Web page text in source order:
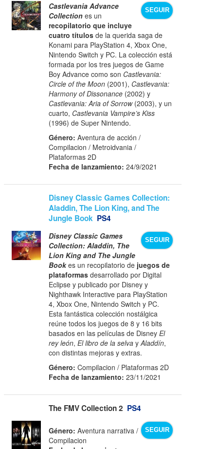
SEGUIR
Castlevania Advance
Collection es un
recopilatorio que incluye
cuatro títulos de la querida saga de
Konami para PlayStation 4, Xbox One,
Nintendo Switch y PC. La colección está
formada por los tres juegos de Game
Boy Advance como son Castlevania:
Circle of the Moon (2001), Castlevania:
Harmony of Dissonance (2002) y
Castlevania: Aria of Sorrow(2003), y un
cuarto, Castlevania Vampire’s Kiss
(1996) de Super Nintendo.
Género: Aventura de acción /
Compilacion / Metroidvania /
Plataformas 2D
Fecha de lanzamiento: 24/9/2021
Disney Classic Games Collection:
Aladdin, The Lion King, and The
Jungle Book PS4
SEGUIR
Disney Classic Games
Collection: Aladdin, The
Lion King and The Jungle
Bookes un recopilatorio de juegos de
plataformas desarrollado por Digital
Eclipse y publicado por Disney y
Nighthawk Interactive para PlayStation
4, Xbox One, Nintendo Switch y PC.
Esta fantástica colección nostálgica
reúne todos los juegos de 8 y 16 bits
basados en las películas de DisneyEl
rey león,El libro de la selva yAladdín,
con distintas mejoras y extras.
Género: Compilacion / Plataformas 2D
Fecha de lanzamiento: 23/11/2021
The FMV Collection 2 PS4
SEGUIR
Género: Aventura narrativa /
Compilacion